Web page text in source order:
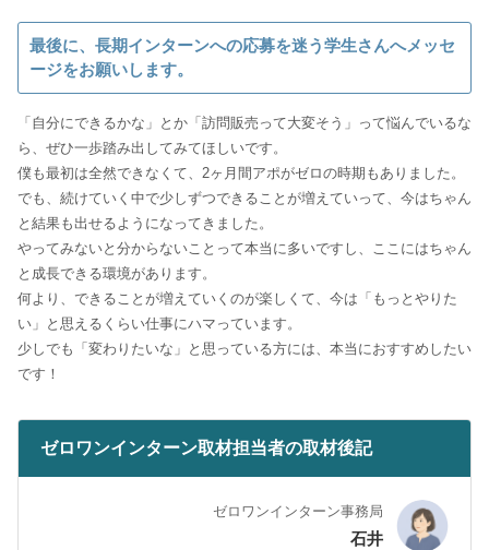
最後に、長期インターンへの応募を迷う学生さんへメッセ
ージをお願いします。
「自分にできるかな」とか「訪問販売って大変そう」って悩んでいるな
ら、ぜひ一歩踏み出してみてほしいです。
僕も最初は全然できなくて、2ヶ月間アポがゼロの時期もありました。
でも、続けていく中で少しずつできることが増えていって、今はちゃん
と結果も出せるようになってきました。
やってみないと分からないことって本当に多いですし、ここにはちゃん
と成長できる環境があります。
何より、できることが増えていくのが楽しくて、今は「もっとやりた
い」と思えるくらい仕事にハマっています。
少しでも「変わりたいな」と思っている方には、本当におすすめしたい
です！
ゼロワンインターン取材担当者の取材後記
ゼロワンインターン事務局
石井